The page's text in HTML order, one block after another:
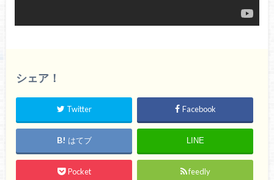
シェア！
Twitter Facebook
はてブ LINE
Pocket feedly